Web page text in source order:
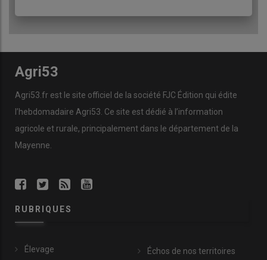
Agri53
Agri53.fr est le site officiel de la société FJC Édition qui édite
l’hebdomadaire Agri53. Ce site est dédié à l’information
agricole et rurale, principalement dans le département de la
Mayenne.
RUBRIQUES
Élevage
Échos de nos territoires